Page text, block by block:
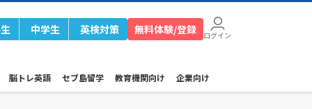
中学生 英検対策 無料体験/登録 ログイン
脳トレ英語 セブ島留学 教育機関向け 企業向け